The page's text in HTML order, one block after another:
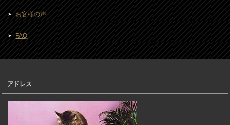
お客様の声
FAQ
アドレス